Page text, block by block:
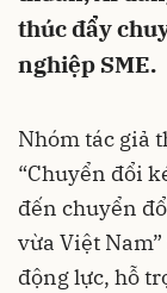
thúc đẩy
nghiệp SME.
Nhóm tác giả
“Chuyển đổi
đến chuyển
vừa Việt
động lực, hỗ